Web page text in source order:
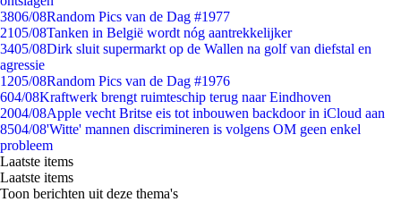
3806/08Random Pics van de Dag #1977
2105/08Tanken in België wordt nóg aantrekkelijker
3405/08Dirk sluit supermarkt op de Wallen na golf van diefstal en
agressie
1205/08Random Pics van de Dag #1976
604/08Kraftwerk brengt ruimteschip terug naar Eindhoven
2004/08Apple vecht Britse eis tot inbouwen backdoor in iCloud aan
8504/08'Witte' mannen discrimineren is volgens OM geen enkel
probleem
Laatste items
Laatste items
Toon berichten uit deze thema's